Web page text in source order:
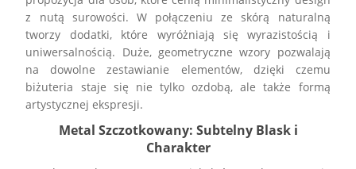
z nutą surowości. W połączeniu ze skórą naturalną
tworzy dodatki, które wyróżniają się wyrazistością i
uniwersalnością. Duże, geometryczne wzory pozwalają
na dowolne zestawianie elementów, dzięki czemu
biżuteria staje się nie tylko ozdobą, ale także formą
artystycznej ekspresji.
Metal Szczotkowany: Subtelny Blask i
Charakter